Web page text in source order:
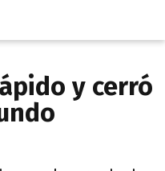
y cerró